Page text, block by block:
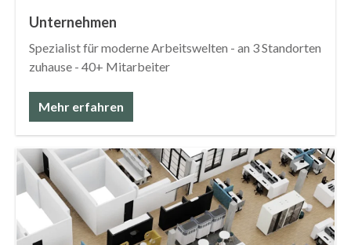
Unternehmen
Spezialist für moderne Arbeitswelten - an 3 Standorten
zuhause - 40+ Mitarbeiter
Mehr erfahren